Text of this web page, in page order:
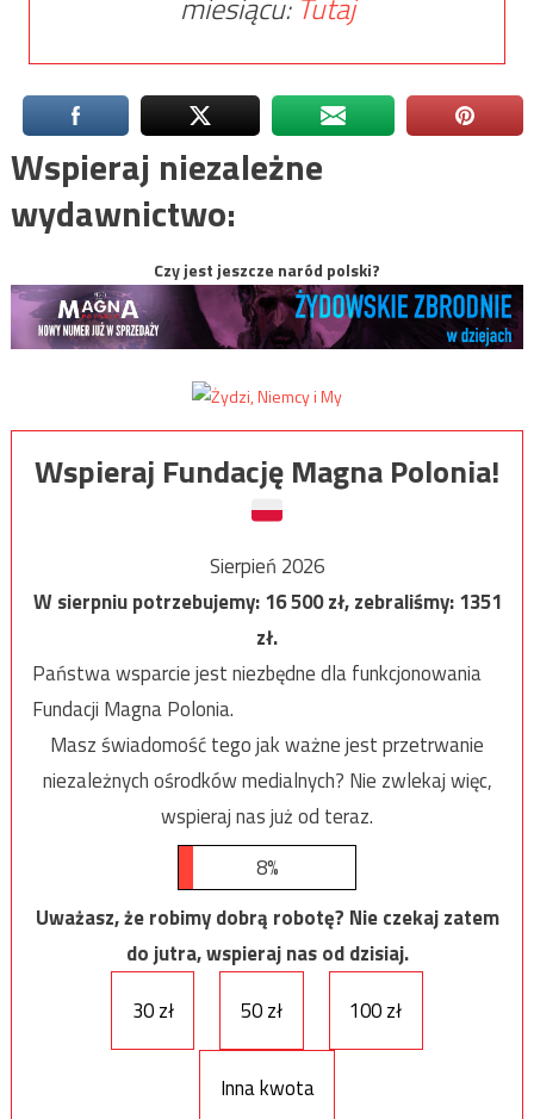
miesiącu: Tutaj
Wspieraj niezależne
wydawnictwo:
Czy jest jeszcze naród polski?
Wspieraj Fundację Magna Polonia!
Sierpień 2026
W sierpniu potrzebujemy:16 500zł, zebraliśmy:1351
zł.
Państwa wsparcie jest niezbędne dla funkcjonowania
Fundacji Magna Polonia.
Masz świadomość tego jak ważne jest przetrwanie
niezależnych ośrodków medialnych? Nie zwlekaj więc,
wspieraj nas już od teraz.
8%
Uważasz, że robimy dobrą robotę? Nie czekaj zatem
do jutra, wspieraj nas od dzisiaj.
30 zł
50 zł 100 zł
Inna kwota